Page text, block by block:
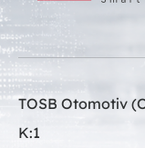
TOSB Otomotiv
K:1